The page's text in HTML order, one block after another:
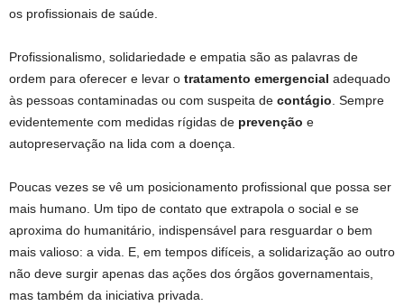
os profissionais de saúde.
Profissionalismo, solidariedade e empatia são as palavras de
ordem para oferecer e levar o tratamento emergencial adequado
às pessoas contaminadas ou com suspeita de contágio . Sempre
evidentemente com medidas rígidas de prevenção e
autopreservação na lida com a doença.
Poucas vezes se vê um posicionamento profissional que possa ser
mais humano. Um tipo de contato que extrapola o social e se
aproxima do humanitário, indispensável para resguardar o bem
mais valioso: a vida. E, em tempos difíceis, a solidarização ao outro
não deve surgir apenas das ações dos órgãos governamentais,
mas também da iniciativa privada.